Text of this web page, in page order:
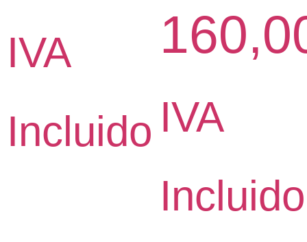
Rango
de
precios:
IVA
Incluido IVA
Incluido